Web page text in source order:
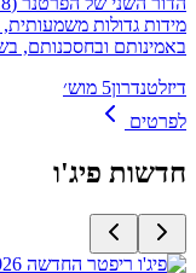
באמינותם ובחסכנותם,
דיזלטנדרון5 מוש׳
לפרטים
חדשות פיג'ו